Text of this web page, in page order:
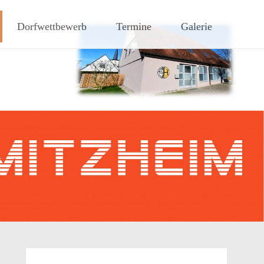
Steigerwaldes
Dorfwettbewerb Termine Galerie